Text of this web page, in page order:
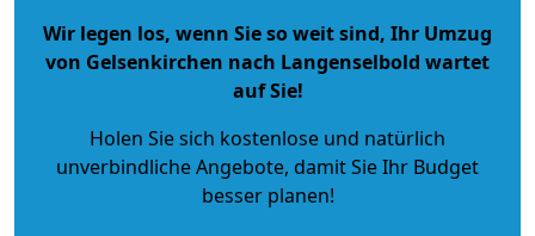
Wir legen los, wenn Sie so weit sind, Ihr Umzug
von Gelsenkirchen nach Langenselbold wartet
auf Sie!
Holen Sie sich kostenlose und natürlich
unverbindliche Angebote, damit Sie Ihr Budget
besser planen!